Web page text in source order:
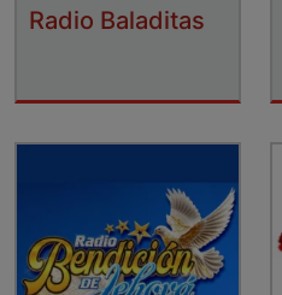
Radio Baladitas